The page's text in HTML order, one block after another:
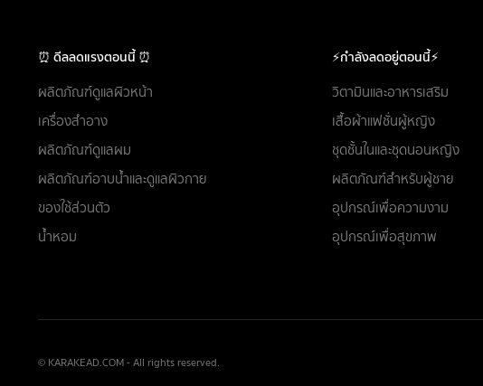
⏰ ดีลลดแรงตอนนี้ ⏰
ผลิตภัณฑ์ดูแลผิวหน้า
เครื่องสำอาง
ผลิตภัณฑ์ดูแลผม
ผลิตภัณฑ์อาบน้ำและดูแลผิวกาย
ของใช้ส่วนตัว
น้ำหอม
⚡กำลังลดอยู่ตอนนี้⚡
วิตามินและอาหารเสริม
เสื้อผ้าแฟชั่นผู้หญิง
ชุดชั้นในและชุดนอนหญิง
ผลิตภัณฑ์สำหรับผู้ชาย
อุปกรณ์เพื่อความงาม
อุปกรณ์เพื่อสุขภาพ
© KARAKEAD.COM - All rights reserved.